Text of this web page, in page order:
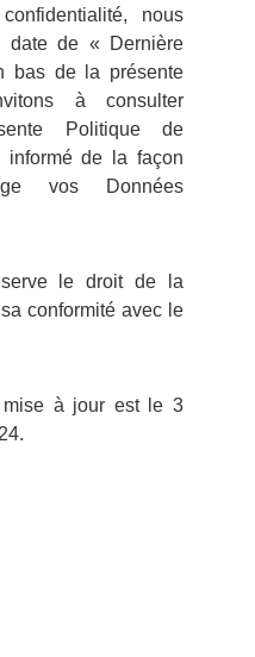
nous
date de « Dernière
bas de la présente
à consulter
Politique de
informé de la façon
vos Données
le droit de la
conformité avec le
à jour est le 3